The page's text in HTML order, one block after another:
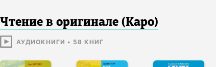
Чтение в оригинале (Каро)
АУДИОКНИГИ • 58 КНИГ